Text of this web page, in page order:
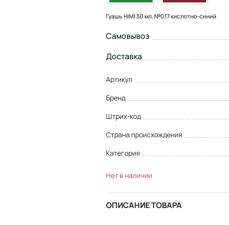
Гуашь HIMI 30 мл, №017 кислотно-синий
Самовывоз
Доставка
Артикул
Бренд
Штрих-код
Страна происхождения
Категория
Нет в наличии
ОПИСАНИЕ ТОВАРА